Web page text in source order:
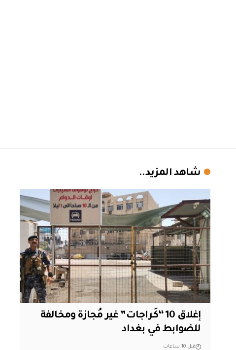
شاهد المزيد..
إغلاق 10 “كَراجات” غير مُجازة ومخالفة
للضوابط في بغداد
قبل 10 ساعات